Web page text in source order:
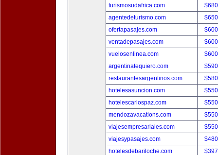
turismosudafrica.com
agentedeturismo.com
ofertapasajes.com
ventadepasajes.com
vuelosenlinea.com
argentinatequiero.com
restaurantesargentinos.com
hotelesasuncion.com
hotelescarlospaz.com
mendozavacations.com
viajesempresariales.com
viajesypasajes.com
hotelesdebariloche.com